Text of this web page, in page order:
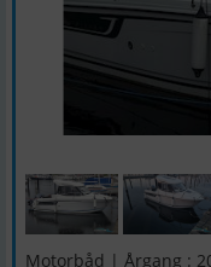
Motorbåd | Årgang :